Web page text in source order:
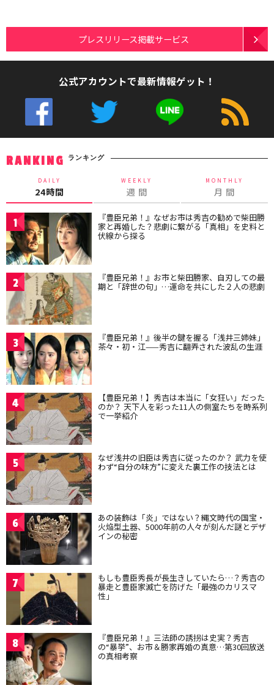
プレスリリース掲載サービス
公式アカウントで最新情報ゲット！
RANKING ランキング
DAILY
24時間
WEEKLY
週 間
MONTHLY
月 間
1 『豊臣兄弟！』なぜお市は秀吉の勧めで柴田勝
家と再婚した？悲劇に繋がる「真相」を史料と
伏線から探る
2 『豊臣兄弟！』お市と柴田勝家、自刃しての最
期と「辞世の句」…運命を共にした２人の悲劇
3 『豊臣兄弟！』後半の鍵を握る「浅井三姉妹」
茶々・初・江——秀吉に翻弄された波乱の生涯
4 【豊臣兄弟！】秀吉は本当に「女狂い」だった
のか？ 天下人を彩った11人の側室たちを時系列
で一挙紹介
5 なぜ浅井の旧臣は秀吉に従ったのか？ 武力を使
わず“自分の味方”に変えた裏工作の技法とは
6 あの装飾は「炎」ではない？縄文時代の国宝・
火焔型土器、5000年前の人々が刻んだ謎とデザ
インの秘密
7 もしも豊臣秀長が長生きしていたら…？秀吉の
暴走と豊臣家滅亡を防げた「最強のカリスマ
性」
8 『豊臣兄弟！』三法師の誘拐は史実？秀吉
の“暴挙”、お市＆勝家再婚の真意…第30回放送
の真相考察